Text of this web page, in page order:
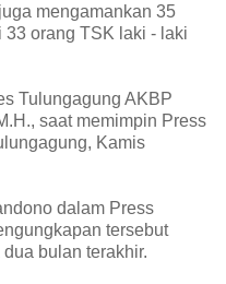
mengamankan 35
33 orang TSK laki - laki
Tulungagung AKBP
saat memimpin Press
Kamis
dalam Press
tersebut
bulan terakhir.